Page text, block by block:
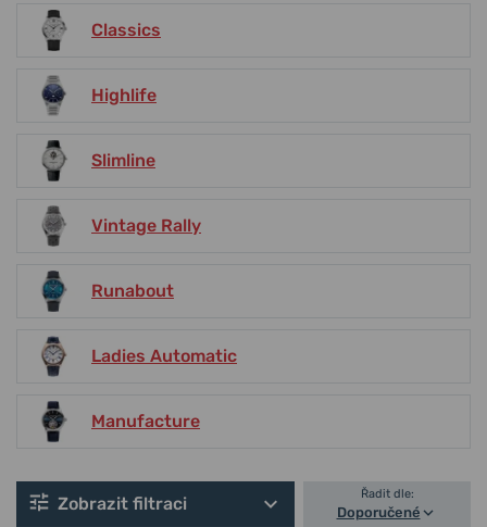
Classics
Highlife
Slimline
Vintage Rally
Runabout
Ladies Automatic
Manufacture
Zobrazit filtraci Řadit dle:
Doporučené